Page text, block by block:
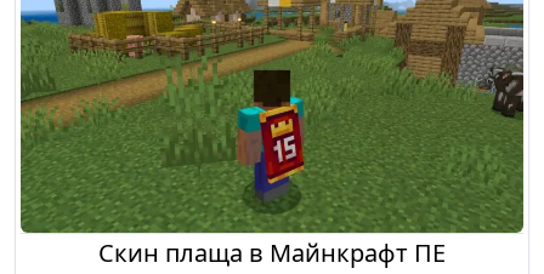
Скин плаща в Майнкрафт ПЕ